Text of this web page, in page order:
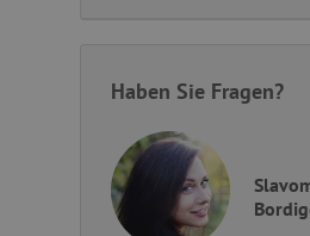
Haben Sie Fragen?